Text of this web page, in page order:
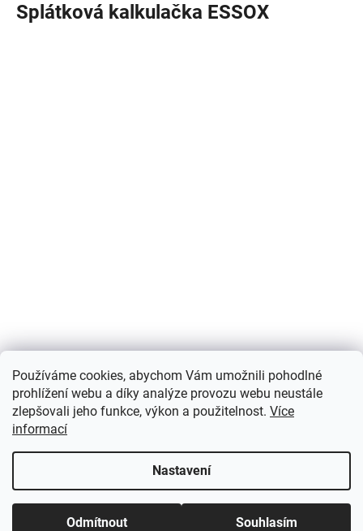
Používáme cookies, abychom Vám umožnili pohodlné
prohlížení webu a díky analýze provozu webu neustále
zlepšovali jeho funkce, výkon a použitelnost. Více
informací
Nastavení
Odmítnout Souhlasím
Splátková kalkulačka ESSOX